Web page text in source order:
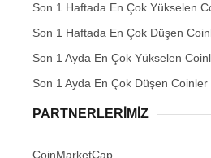
Son 1 Haftada En Çok Yükselen
Son 1 Haftada En Çok Düşen
Son 1 Ayda En Çok Yükselen
Son 1 Ayda En Çok Düşen Coinler
PARTNERLERIMIZ
CoinMarketCap